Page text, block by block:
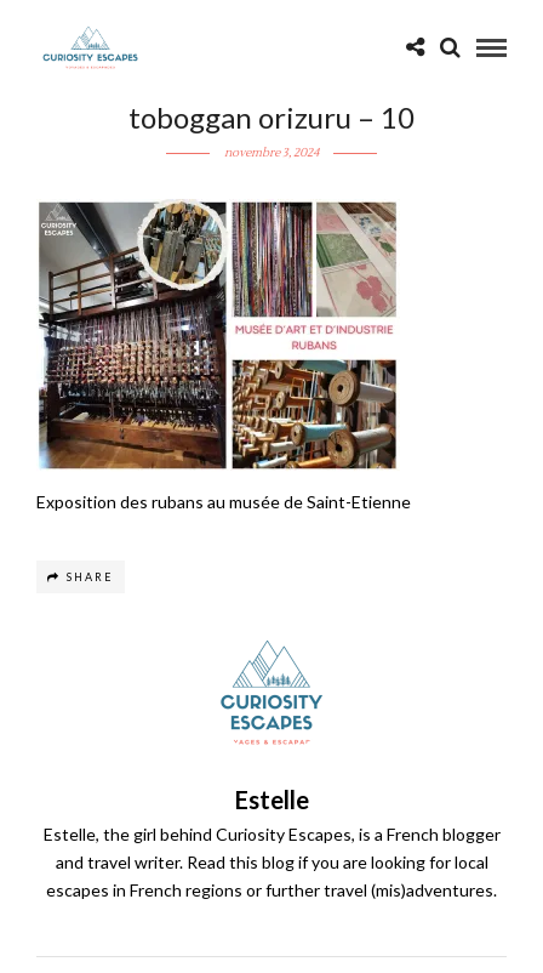
toboggan orizuru – 10
novembre 3, 2024
Exposition des rubans au musée de Saint-Etienne
SHARE
Estelle
Estelle, the girl behind Curiosity Escapes, is a French blogger
and travel writer. Read this blog if you are looking for local
escapes in French regions or further travel (mis)adventures.